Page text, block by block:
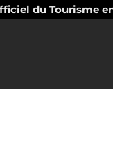
du Tourisme